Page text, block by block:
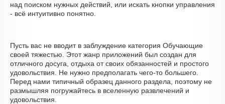
над поиском нужных действий, или искать кнопки управления
- всё интуитивно понятно.
Пусть вас не вводит в заблуждение категория Обучающие
своей тяжестью. Этот жанр приложений был создан для
отличного досуга, отдыха от своих обязанностей и простого
удовольствия. Не нужно предполагать чего-то большего.
Перед нами типичный образец данного раздела, поэтому не
размышляя погружайтесь в вселенную развлечений и
удовольствия.